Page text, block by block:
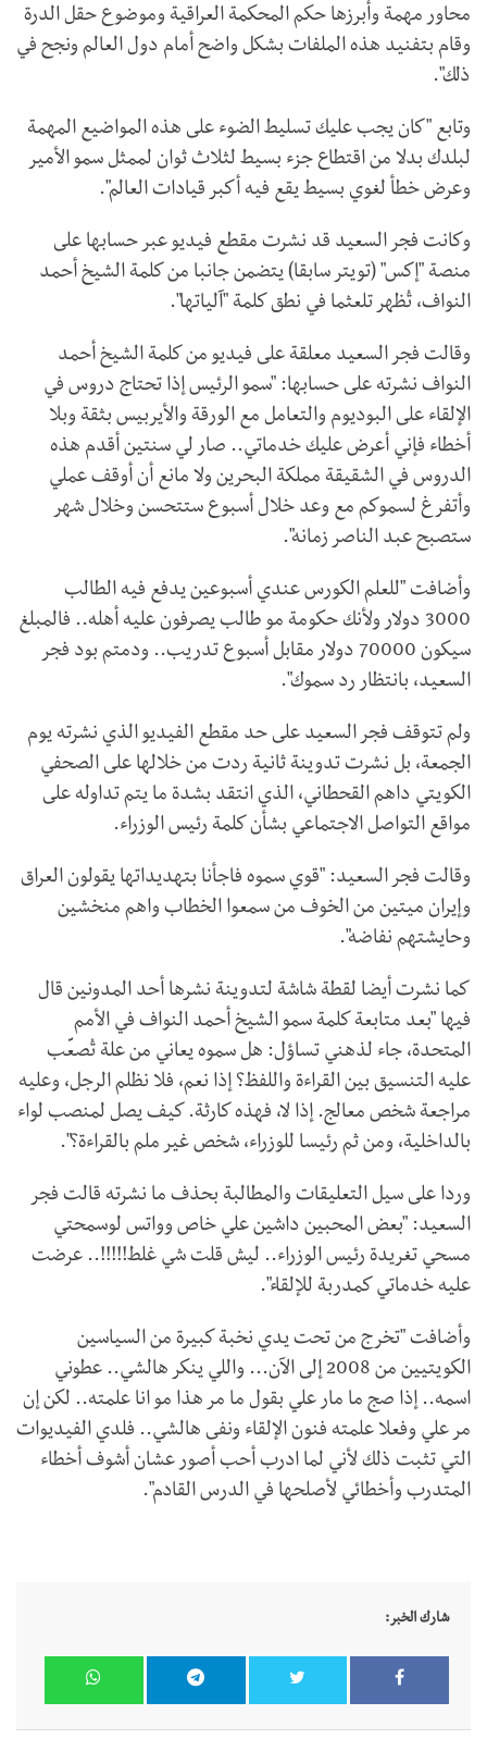
محاور مهمة وأبرزها حكم المحكمة العراقية وموضوع حقل الدرة
وقام بتفنيد هذه الملفات بشكل واضح أمام دول العالم ونجح في
ذلك".
وتابع "كان يجب عليك تسليط الضوء على هذه المواضيع المهمة
لبلدك بدلا من اقتطاع جزء بسيط لثلاث ثوان لممثل سمو الأمير
وعرض خطأ لغوي بسيط يقع فيه أكبر قيادات العالم".
وكانت فجر السعيد قد نشرت مقطع فيديو عبر حسابها على
منصة "إكس" (تويتر سابقا) يتضمن جانبا من كلمة الشيخ أحمد
النواف، تُظهر تلعثما في نطق كلمة "آلياتها".
وقالت فجر السعيد معلقة على فيديو من كلمة الشيخ أحمد
النواف نشرته على حسابها: "سمو الرئيس إذا تحتاج دروس في
الإلقاء على البوديوم والتعامل مع الورقة والأيربيس بثقة وبلا
أخطاء فإني أعرض عليك خدماتي.. صار لي سنتين أقدم هذه
الدروس في الشقيقة مملكة البحرين ولا مانع أن أوقف عملي
وأتفرغ لسموكم مع وعد خلال أسبوع ستتحسن وخلال شهر
ستصبح عبد الناصر زمانه".
وأضافت "للعلم الكورس عندي أسبوعين يدفع فيه الطالب
3000 دولار ولأنك حكومة مو طالب يصرفون عليه أهله.. فالمبلغ
سيكون 70000 دولار مقابل أسبوع تدريب.. ودمتم بود فجر
السعيد، بانتظار رد سموك".
ولم تتوقف فجر السعيد على حد مقطع الفيديو الذي نشرته يوم
الجمعة، بل نشرت تدوينة ثانية ردت من خلالها على الصحفي
الكويتي داهم القحطاني، الذي انتقد بشدة ما يتم تداوله على
مواقع التواصل الاجتماعي بشأن كلمة رئيس الوزراء.
وقالت فجر السعيد: "قوي سموه فاجأنا بتهديداتها يقولون العراق
وإيران ميتين من الخوف من سمعوا الخطاب واهم منخشين
وحايشتهم نفاضه".
كما نشرت أيضا لقطة شاشة لتدوينة نشرها أحد المدونين قال
فيها "بعد متابعة كلمة سمو الشيخ أحمد النواف في الأمم
المتحدة، جاء لذهني تساؤل: هل سموه يعاني من علة تُصعِّب
عليه التنسيق بين القراءة واللفظ؟ إذا نعم، فلا نظلم الرجل، وعليه
مراجعة شخص معالج. إذا لا، فهذه كارثة. كيف يصل لمنصب لواء
بالداخلية، ومن ثم رئيسا للوزراء، شخص غير ملم بالقراءة؟".
وردا على سيل التعليقات والمطالبة بحذف ما نشرته قالت فجر
السعيد: "بعض المحبين داشين علي خاص وواتس لوسمحتي
مسحي تغريدة رئيس الوزراء.. ليش قلت شي غلط!!!!!.. عرضت
عليه خدماتي كمدربة للإلقاء".
وأضافت "تخرج من تحت يدي نخبة كبيرة من السياسين
الكويتيين من 2008 إلى الآن... واللي ينكر هالشي.. عطوني
اسمه.. إذا صج ما مار علي بقول ما مر هذا مو انا علمته.. لكن إن
مر علي وفعلا علمته فنون الإلقاء ونفى هالشي.. فلدي الفيديوات
التي تثبت ذلك لأني لما ادرب أحب أصور عشان أشوف أخطاء
المتدرب وأخطائي لأصلحها في الدرس القادم".
شارك الخبر: